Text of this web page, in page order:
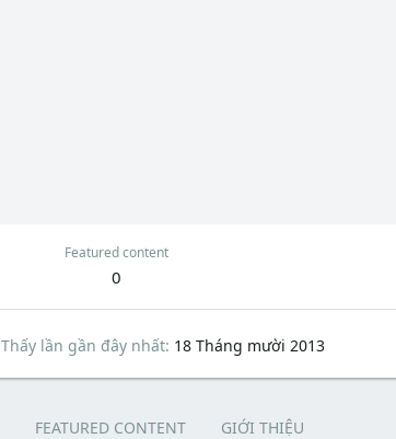
Featured content
0
Thấy lần gần đây nhất 18 Tháng mười 2013
FEATURED CONTENT GIỚI THIỆU